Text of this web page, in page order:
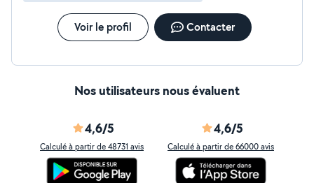
Voir le profil Contacter
Nos utilisateurs nous évaluent
4,6/5
Calculé à partir de 48731 avis
4,6/5
Calculé à partir de 66000 avis